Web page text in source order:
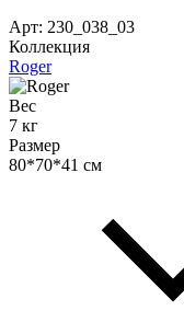
Арт: 230_038_03
Коллекция
Roger
Вес
7 кг
Размер
80*70*41 см